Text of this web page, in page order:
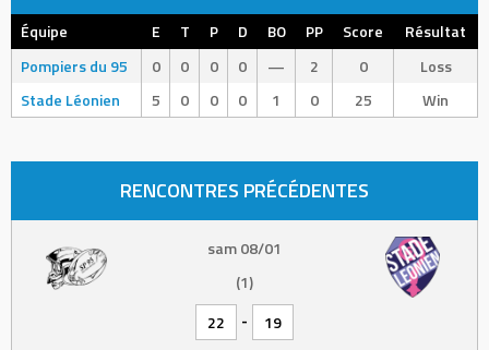
Équipe E T P D BO PP Score
Résultat
Pompiers du 95
0 0 0 0 — 2 0
Loss
Stade Léonien
5 0 0 0 1 0 25 Win
RENCONTRES PRÉCÉDENTES
sam 08/01
(1)
22
-
19